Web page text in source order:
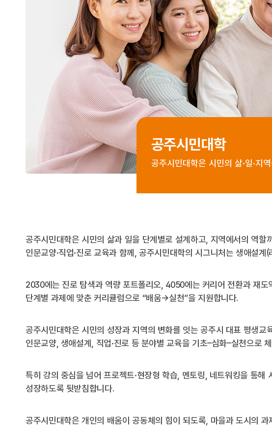
공주시민대학
공주시민대학은 시민의 삶·일·지
공주시민대학은 시민의 삶과 일을 단계별로 설계하고, 지역에서의 역
인문교양·직업·진로 교육과 함께, 공주시민대학의 시그니처는 생애설
2030에는 진로 탐색과 역량 포트폴리오, 4050에는 커리어 전환과 재도
단계별 과제에 맞춘 커리큘럼으로 “배움→실천”을 지원합니다.
공주시민대학은 시민의 성장과 지역의 변화를 잇는 공주시 대표 평생교
인문교양, 생애설계, 직업·진로 등 분야별 교육을 기초–심화–실천으로
특히 강의 중심을 넘어 프로젝트·현장형 학습, 멘토링, 네트워킹을 통
성장하도록 뒷받침합니다.
공주시민대학은 개인의 배움이 공동체의 힘이 되도록, 마을과 도시의